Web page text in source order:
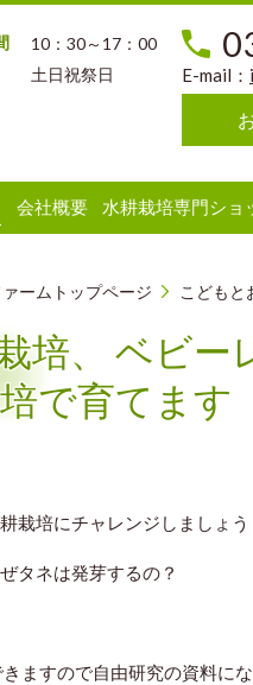
10：30～17：00
土日祝祭日 E-mail：
会社概要 水耕栽培専門ショ
ームトップページ こどもと
培、 ベビー
で育てます
栽培にチャレンジしましょう
タネは発芽するの？
ますので自由研究の資料にな